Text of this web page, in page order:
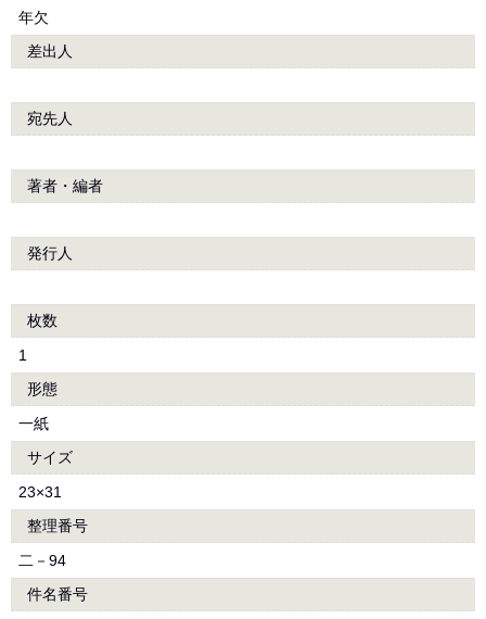
年欠
差出人
宛先人
著者・編者
発行人
枚数
1
形態
一紙
サイズ
23×31
整理番号
二－94
件名番号